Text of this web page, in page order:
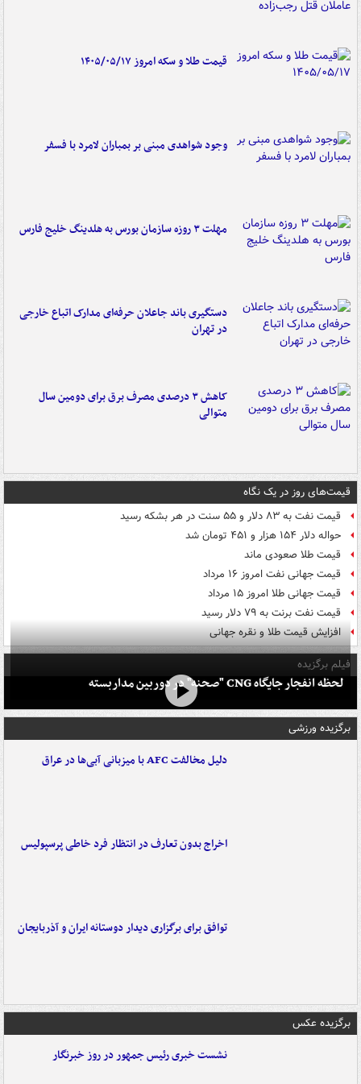
قیمت طلا و سکه امروز ۱۴۰۵/۰۵/۱۷
وجود شواهدی مبنی بر بمباران لامرد با فسفر
مهلت ۳ روزه سازمان بورس به هلدینگ خلیج فارس
دستگیری باند جاعلان حرفه‌ای مدارک اتباع خارجی
در تهران
کاهش ۳ درصدی مصرف برق برای دومین سال
متوالی
قیمت‌های روز در یک نگاه
قیمت نفت به ۸۳ دلار و ۵۵ سنت در هر بشکه رسید
حواله دلار ۱۵۴ هزار و ۴۵۱ تومان شد
قیمت طلا صعودی ماند
قیمت جهانی نفت امروز ۱۶ مرداد
قیمت جهانی طلا امروز ۱۵ مرداد
قیمت نفت برنت به ۷۹ دلار رسید
افزایش قیمت طلا و نقره جهانی
فیلم برگزیده
لحظه انفجار جایگاه CNG "صحنه" در دوربین مداربسته
برگزیده ورزشی
دلیل مخالفت AFC با میزبانی آبی‌ها در عراق
اخراج بدون تعارف در انتظار فرد خاطی پرسپولیس
توافق برای برگزاری دیدار دوستانه ایران و آذربایجان
برگزیده عکس
نشست خبری رئیس جمهور در روز خبرنگار